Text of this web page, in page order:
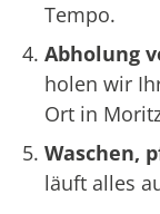
Tempo.
Abholung
holen wir
Ort in
Waschen,
läuft alles